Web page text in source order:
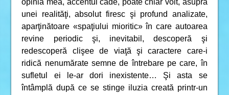
opinia mea, accentul cade, poate chiar voit, asupra
unei realităţi, absolut firesc şi profund analizate,
aparţinătoare «spaţiului mioritic» în care autoarea
revine periodic şi, inevitabil, descoperă şi
redescoperă clişee de viaţă şi caractere care-i
ridică nenumărate semne de întrebare pe care, în
sufletul ei le-ar dori inexistente… Şi asta se
întâmplă după ce se stinge iluzia creată printr-un